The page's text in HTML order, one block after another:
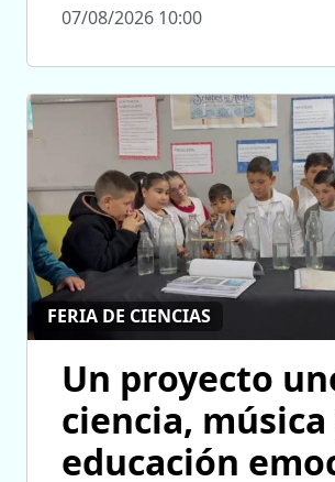
07/08/2026 10:00
FERIA DE CIENCIAS
Un proyecto
ciencia, música
educación